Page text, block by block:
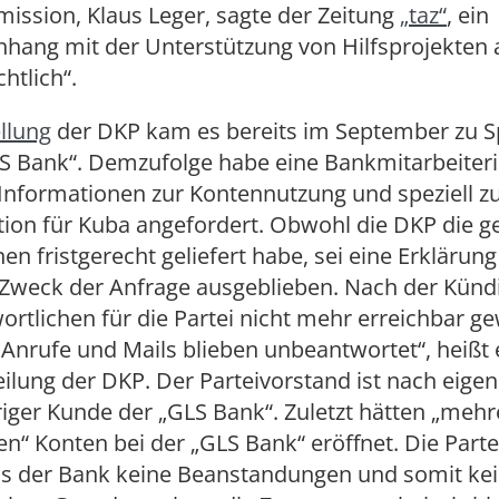
Klaus Leger, sagte der Zeitung „taz“, ein
mit der Unterstützung von Hilfsprojekten
der DKP kam es bereits im September zu
Bank“. Demzufolge habe eine
zur Kontennutzung und speziell
für Kuba angefordert. Obwohl die DKP die
fristgerecht geliefert habe, sei eine Erklärung
der Anfrage ausgeblieben. Nach der
für die Partei nicht mehr erreichbar
und Mails blieben unbeantwortet“, heißt
der DKP. Der Parteivorstand ist nach
Kunde der „GLS Bank“. Zuletzt hätten
Konten bei der „GLS Bank“ eröffnet. Die
der Bank keine Beanstandungen und somit